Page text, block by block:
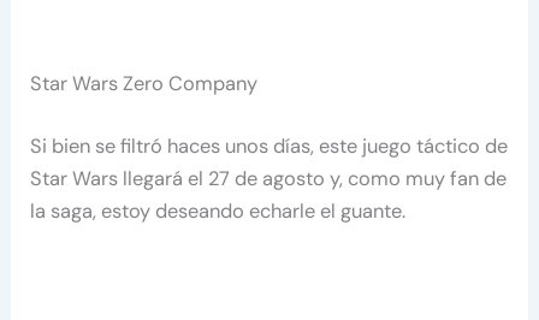
Star Wars Zero Company
Si bien se filtró haces unos días, este juego táctico de
Star Wars llegará el 27 de agosto y, como muy fan de
la saga, estoy deseando echarle el guante.